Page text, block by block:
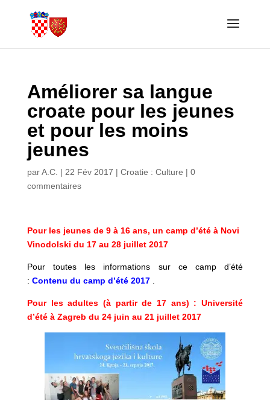
Améliorer sa langue
croate pour les jeunes
et pour les moins
jeunes
parA.C. | 22 Fév 2017 | Croatie : Culture | 0
commentaires
Pour les jeunes de 9 à 16 ans, un camp d’été à Novi
Vinodolski du 17 au 28 juillet 2017
Pour toutes les informations sur ce camp d’été
: Contenu du camp d’été 2017.
Pour les adultes (à partir de 17 ans) : Université
d’été à Zagreb du 24 juin au 21 juillet 2017